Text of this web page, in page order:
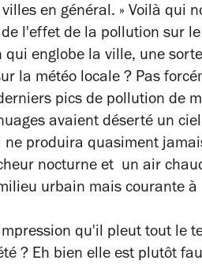
en général. » Voilà qui
l'effet de la pollution sur
qui englobe la ville, une
la météo locale ? Pas
pics de pollution de
avaient déserté un
ne produira quasiment
nocturne et un air
urbain mais courante à
qu'il pleut tout le
? Eh bien elle est plutôt